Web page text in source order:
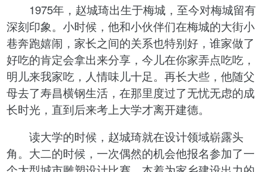
1975年，赵城琦出生于梅城，至今对梅城留有
深刻印象。小时候，他和小伙伴们在梅城的大街小
巷奔跑嬉闹，家长之间的关系也特别好，谁家做了
好吃的肯定会拿出来分享，今儿在你家弄点吃吃，
明儿来我家吃，人情味儿十足。再长大些，他随父
母去了寿昌横钢生活，在那里度过了无忧无虑的成
长时光，直到后来考上大学才离开建德。
读大学的时候，赵城琦就在设计领域崭露头
角。大二的时候，一次偶然的机会他报名参加了一